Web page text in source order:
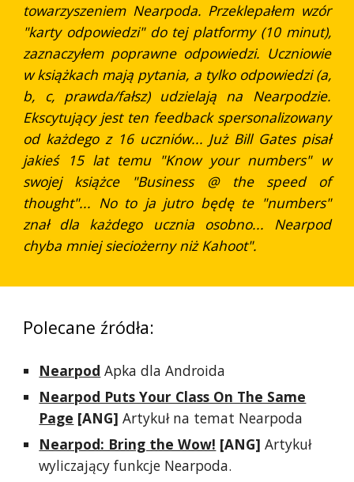
towarzyszeniem Nearpoda. Przeklepałem wzór
"karty odpowiedzi" do tej platformy (10 minut),
zaznaczyłem poprawne odpowiedzi. Uczniowie
w książkach mają pytania, a tylko odpowiedzi (a,
b, c, prawda/fałsz) udzielają na Nearpodzie.
Ekscytujący jest ten feedback spersonalizowany
od każdego z 16 uczniów... Już Bill Gates pisał
jakieś 15 lat temu "Know your numbers" w
swojej książce "Business @ the speed of
thought"... No to ja jutro będę te "numbers"
znał dla każdego ucznia osobno... Nearpod
chyba mniej sieciożerny niż Kahoot".
Polecane źródła:
Nearpod Apka dla Androida
Nearpod Puts Your Class On The Same
Page [ANG] Artykuł na temat Nearpoda
Nearpod: Bring the Wow! [ANG] Artykuł
wyliczający funkcje Nearpoda.